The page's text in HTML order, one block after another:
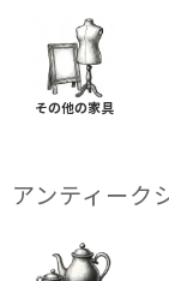
その他の家具
アンティーク